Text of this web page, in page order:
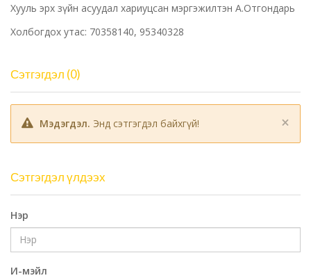
Хууль эрх зүйн асуудал хариуцсан мэргэжилтэн А.Отгондарь
Холбогдох утас: 70358140, 95340328
Сэтгэгдэл (0)
×
Мэдэгдэл. Энд сэтгэгдэл байхгүй!
Сэтгэгдэл үлдээх
Нэр
И-мэйл